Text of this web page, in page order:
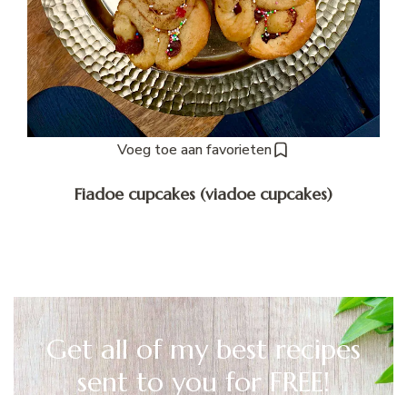
Voeg toe aan favorieten
Fiadoe cupcakes (viadoe cupcakes)
Get all of my best recipes
sent to you for FREE!